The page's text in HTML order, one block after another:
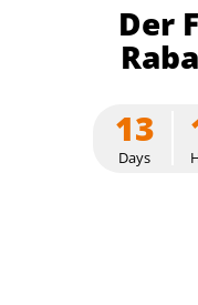
Der
13
Days